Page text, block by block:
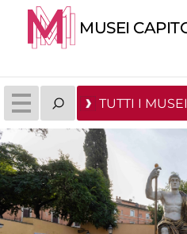
MUSEI
TUTTI I MUSEI